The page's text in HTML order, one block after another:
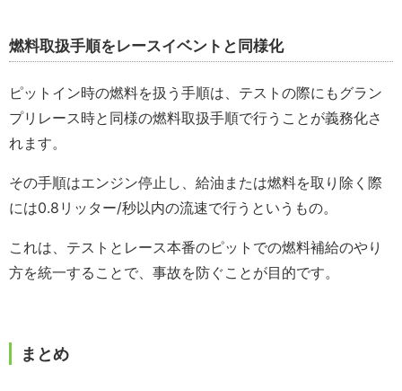
燃料取扱手順をレースイベントと同様化
ピットイン時の燃料を扱う手順は、テストの際にもグラン
プリレース時と同様の燃料取扱手順で行うことが義務化さ
れます。
その手順はエンジン停止し、給油または燃料を取り除く際
には0.8リッター/秒以内の流速で行うというもの。
これは、テストとレース本番のピットでの燃料補給のやり
方を統一することで、事故を防ぐことが目的です。
まとめ